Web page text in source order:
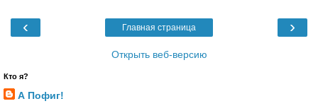
‹ ›
Главная страница
Открыть веб-версию
Кто я?
А Пофиг!